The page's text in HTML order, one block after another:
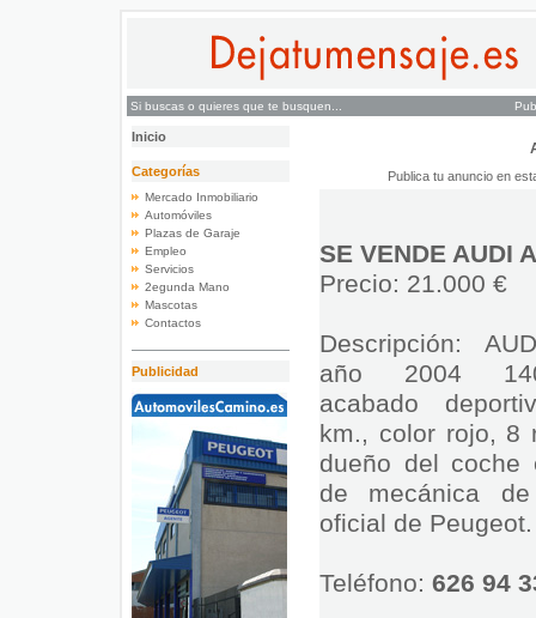
Si buscas o quieres que te busquen...
Inicio
Categorías
Mercado Inmobiliario
Automóviles
Plazas de Garaje
Empleo
Servicios
2egunda Mano
Mascotas
Contactos
Publicidad
Publica tu anuncio en
SE VENDE AUDI
Precio: 21.000 €
Descripción:
año 2004
acabado
km., color rojo, 8
dueño del coche
de mecánica
oficial de Peugeot.
Teléfono: 626 94